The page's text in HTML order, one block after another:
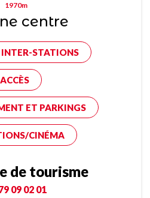
1970m
centre
STATIONS
ACCÈS
ET PARKINGS
CINÉMA
de tourisme
09 02 01